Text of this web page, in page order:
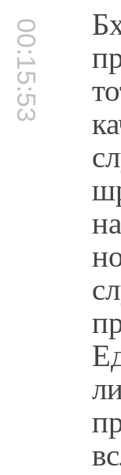
00:15:53